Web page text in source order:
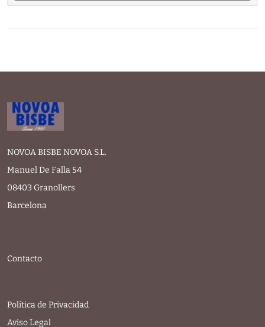
NOVOA BISBE NOVOA S.L.
Manuel De Falla 54
08403 Granollers
Barcelona
Contacto
Política de Privacidad
Aviso Legal